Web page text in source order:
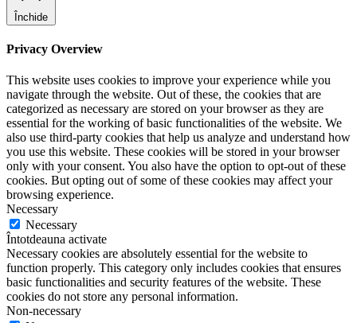
Închide
Privacy Overview
This website uses cookies to improve your experience while you
navigate through the website. Out of these, the cookies that are
categorized as necessary are stored on your browser as they are
essential for the working of basic functionalities of the website. We
also use third-party cookies that help us analyze and understand how
you use this website. These cookies will be stored in your browser
only with your consent. You also have the option to opt-out of these
cookies. But opting out of some of these cookies may affect your
browsing experience.
Necessary
Necessary
Întotdeauna activate
Necessary cookies are absolutely essential for the website to
function properly. This category only includes cookies that ensures
basic functionalities and security features of the website. These
cookies do not store any personal information.
Non-necessary